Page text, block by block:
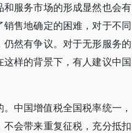
服务市场的形成显然也会有
售地确定的困难，对于不同
然有争议。对于无形服务的
样的背景下，有人建议中国
中国增值税全国税率统一，
会带来重复征税，充分抵扣